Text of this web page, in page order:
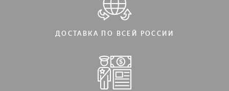
ДОСТАВКА ПО ВСЕЙ РОССИИ